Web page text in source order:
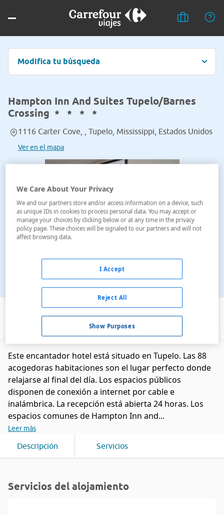
Modifica tu búsqueda
Hampton Inn And Suites Tupelo/Barnes
Crossing
1116 Carter Cove, , Tupelo, Mississippi, Estados Unidos
Ver en el mapa
Ver en el mapa
Este encantador hotel está situado en Tupelo. Las 88
acogedoras habitaciones son el lugar perfecto donde
relajarse al final del día. Los espacios públicos
disponen de conexión a internet por cable e
inalámbrica. La recepción está abierta 24 horas. Los
espacios comunes de Hampton Inn and...
Leer más
Descripción Servicios
Servicios del alojamiento
We Care About Your Privacy
We and our partners store and/or access information on a device, such
as unique IDs in cookies to process personal data. You may accept or
manage your choices by clicking below or at any time in the privacy
policy page. These choices will be signaled to our partners and will not
affect browsing data.
Show Purposes
Reject All
I Accept